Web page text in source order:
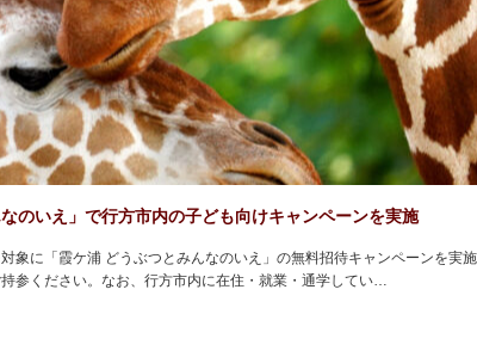
のいえ」で行方市内の子ども向けキャンペーンを実施
象に「霞ケ浦 どうぶつとみんなのいえ」の無料招待キャンペーンを実
参ください。なお、行方市内に在住・就業・通学してい…